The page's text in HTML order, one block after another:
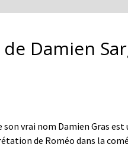
Damien
son vrai nom Damien Gras
de Roméo dans la